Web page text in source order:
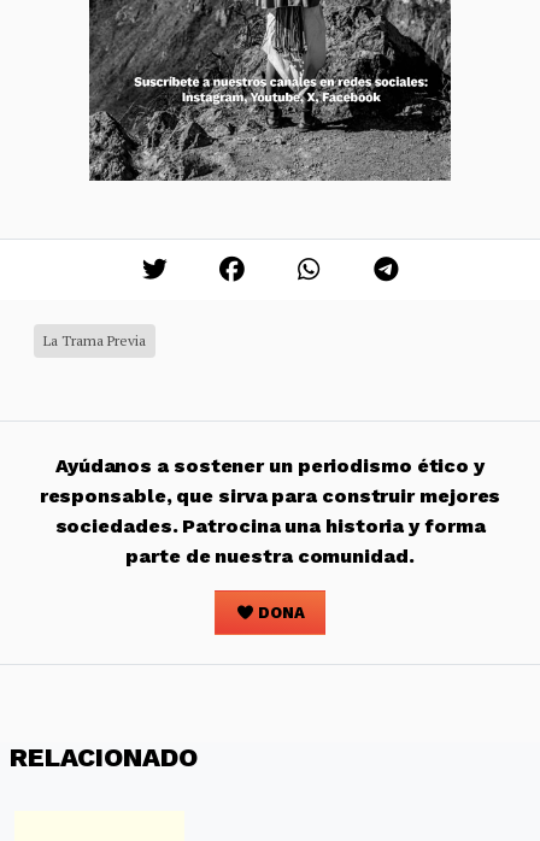
La Trama Previa
Ayúdanos a sostener un periodismo ético y
responsable, que sirva para construir mejores
sociedades. Patrocina una historia y forma
parte de nuestra comunidad.
DONA
RELACIONADO